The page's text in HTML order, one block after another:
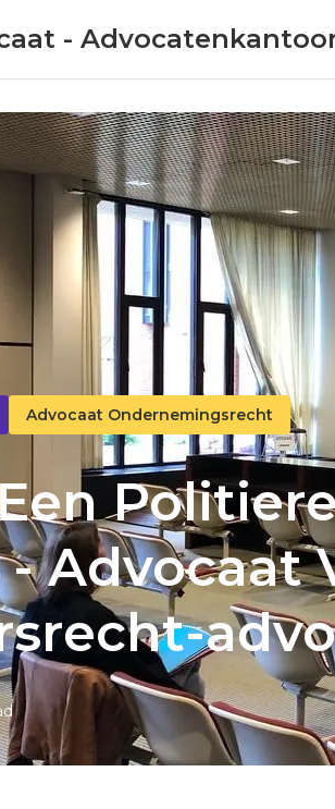
-
Advocaat Ondernemingsrecht
Advocaat